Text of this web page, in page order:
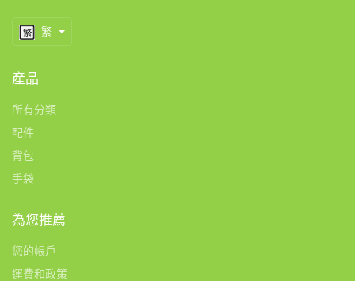
繁
產品
所有分類
配件
背包
手袋
為您推薦
您的帳戶
運費和政策